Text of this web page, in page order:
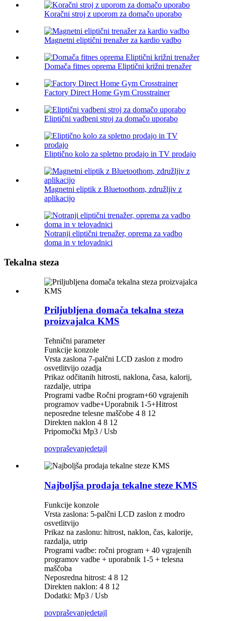
Koračni stroj z uporom za domačo uporabo
Magnetni eliptični trenažer za kardio vadbo
Domača fitnes oprema Eliptični križni trenažer
Factory Direct Home Gym Crosstrainer
Eliptični vadbeni stroj za domačo uporabo
Eliptično kolo za spletno prodajo in TV prodajo
Magnetni eliptik z Bluetoothom, združljiv z
aplikacijo
Notranji eliptični trenažer, oprema za vadbo
doma in v telovadnici
Tekalna steza
Priljubljena domača tekalna steza
proizvajalca KMS
Tehnični parameter
Funkcije konzole
Vrsta zaslona 7-palčni LCD zaslon z modro
osvetlitvijo ozadja
Prikaz odčitanih hitrosti, naklona, ​​časa, kalorij,
razdalje, utripa
Programi vadbe Ročni program+60 vgrajenih
programov vadbe+Uporabnik 1-5+Hitrost
neposredne telesne maščobe 4 8 12
Direkten naklon 4 8 12
Pripomočki Mp3 / Usb
povpraševanjedetajl
Najboljša prodaja tekalne steze KMS
Funkcije konzole
Vrsta zaslona: 5-palčni LCD zaslon z modro
osvetlitvijo
Prikaz na zaslonu: hitrost, naklon, čas, kalorije,
razdalja, utrip
Programi vadbe: ročni program + 40 vgrajenih
programov vadbe + uporabnik 1-5 + telesna
maščoba
Neposredna hitrost: 4 8 12
Direkten naklon: 4 8 12
Dodatki: Mp3 / Usb
povpraševanjedetajl